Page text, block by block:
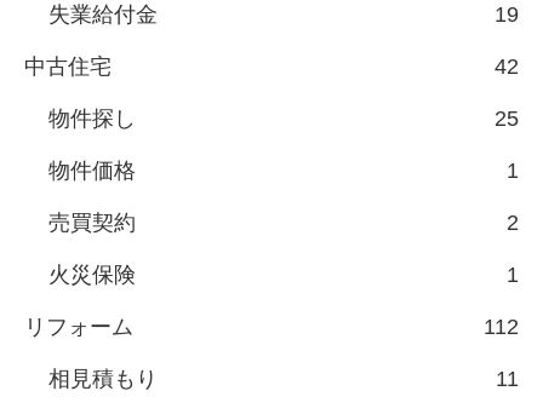
失業給付金 19
中古住宅 42
物件探し 25
物件価格 1
売買契約 2
火災保険 1
リフォーム 112
相見積もり 11